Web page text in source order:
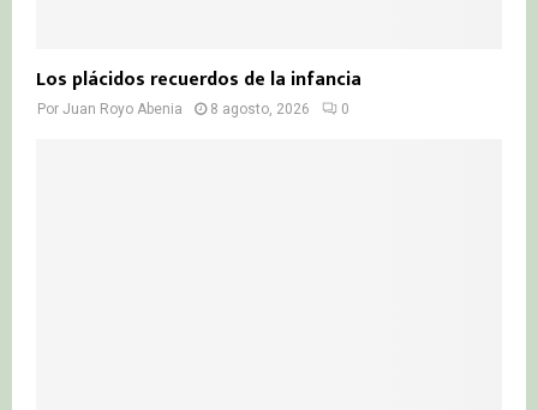
Los plácidos recuerdos de la infancia
Por Juan Royo Abenia 8 agosto, 2026 0